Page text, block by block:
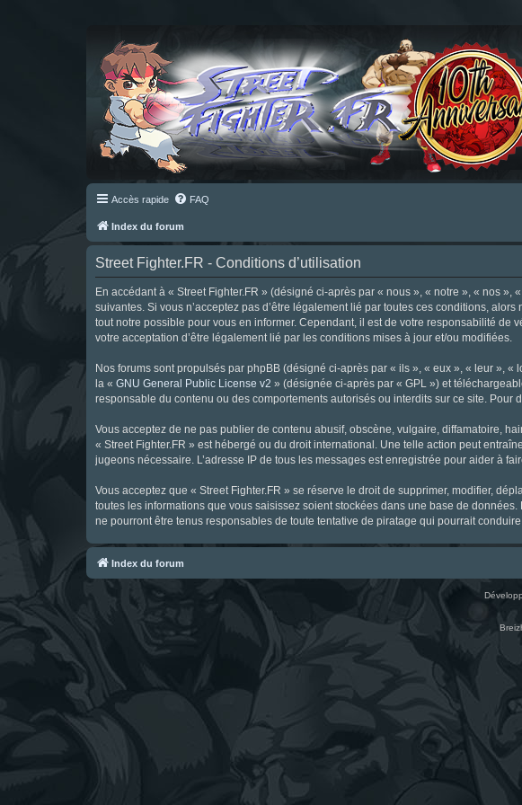
Accès rapide FAQ
Index du forum
Street Fighter.FR - Conditions d’utilisation
En accédant à « Street Fighter.FR » (désigné ci-après par « nous », « notre », « nos
suivantes. Si vous n’acceptez pas d’être légalement lié par toutes ces conditions,
tout notre possible pour vous en informer. Cependant, il est de votre responsabilité de
votre acceptation d’être légalement lié par les conditions mises à jour et/ou modifiées.
Nos forums sont propulsés par phpBB (désigné ci-après par « ils », « eux », « leur »,
la « GNU General Public License v2 » (désignée ci-après par « GPL ») et
responsable du contenu ou des comportements autorisés ou interdits sur ce site.
Vous acceptez de ne pas publier de contenu abusif, obscène, vulgaire, diffamatoire,
« Street Fighter.FR » est hébergé ou du droit international. Une telle action peut
jugeons nécessaire. L’adresse IP de tous les messages est enregistrée pour aider à
Vous acceptez que « Street Fighter.FR » se réserve le droit de supprimer, modifier,
toutes les informations que vous saisissez soient stockées dans une base de
ne pourront être tenus responsables de toute tentative de piratage qui pourrait
Index du forum